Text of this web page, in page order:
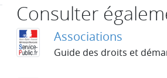
Consulter
Associations
Guide des droits et